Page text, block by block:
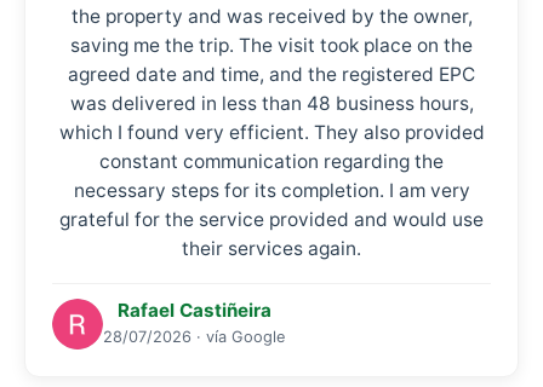
the property and was received by the owner,
saving me the trip. The visit took place on the
agreed date and time, and the registered EPC
was delivered in less than 48 business hours,
which I found very efficient. They also provided
constant communication regarding the
necessary steps for its completion. I am very
grateful for the service provided and would use
their services again.
Rafael Castiñeira
28/07/2026 · vía Google